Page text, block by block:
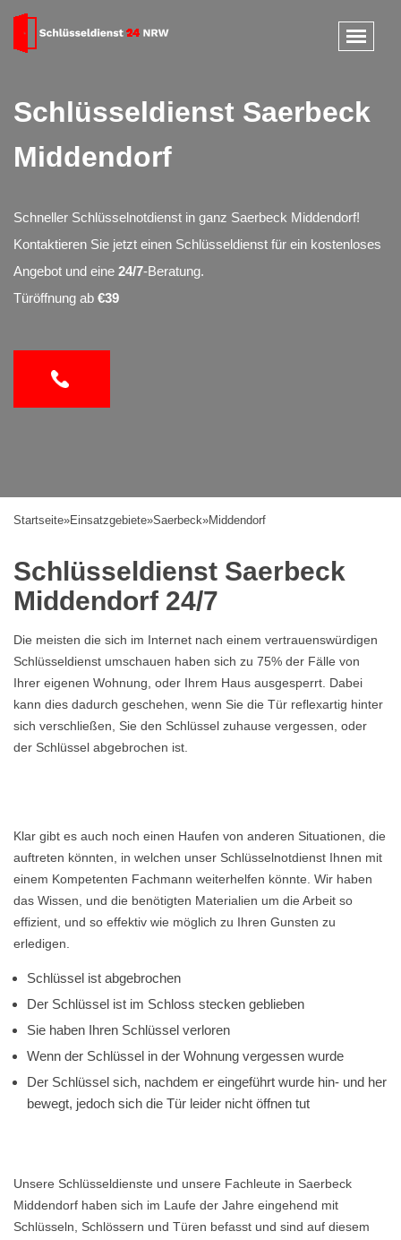
Schlüsseldienst Saerbeck
Middendorf
Schneller Schlüsselnotdienst in ganz Saerbeck Middendorf!
Kontaktieren Sie jetzt einen Schlüsseldienst für ein kostenloses
Angebot und eine 24/7-Beratung.
Türöffnung ab €39
Startseite»Einsatzgebiete»Saerbeck»Middendorf
Schlüsseldienst Saerbeck
Middendorf 24/7
Die meisten die sich im Internet nach einem vertrauenswürdigen
Schlüsseldienst umschauen haben sich zu 75% der Fälle von
Ihrer eigenen Wohnung, oder Ihrem Haus ausgesperrt. Dabei
kann dies dadurch geschehen, wenn Sie die Tür reflexartig hinter
sich verschließen, Sie den Schlüssel zuhause vergessen, oder
der Schlüssel abgebrochen ist.
Klar gibt es auch noch einen Haufen von anderen Situationen, die
auftreten könnten, in welchen unser Schlüsselnotdienst Ihnen mit
einem Kompetenten Fachmann weiterhelfen könnte. Wir haben
das Wissen, und die benötigten Materialien um die Arbeit so
effizient, und so effektiv wie möglich zu Ihren Gunsten zu
erledigen.
Schlüssel ist abgebrochen
Der Schlüssel ist im Schloss stecken geblieben
Sie haben Ihren Schlüssel verloren
Wenn der Schlüssel in der Wohnung vergessen wurde
Der Schlüssel sich, nachdem er eingeführt wurde hin- und her
bewegt, jedoch sich die Tür leider nicht öffnen tut
Unsere Schlüsseldienste und unsere Fachleute in Saerbeck
Middendorf haben sich im Laufe der Jahre eingehend mit
Schlüsseln, Schlössern und Türen befasst und sind auf diesem